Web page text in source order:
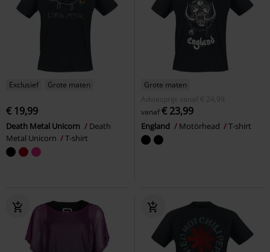
Exclusief Grote maten
€ 19,99
Death Metal Unicorn
Death
Metal Unicorn
T-shirt
Grote maten
Adviesprijs
vanaf € 24,99
vanaf€ 23,99
England Motörhead T-shirt